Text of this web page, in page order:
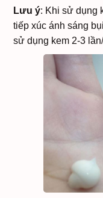
Lưu ý: Khi sử dụng
tiếp xúc ánh sáng
sử dụng kem 2-3